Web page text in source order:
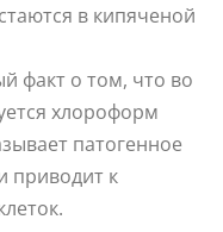
в кипяченой
факт о том, что во
хлороформ
патогенное
приводит к